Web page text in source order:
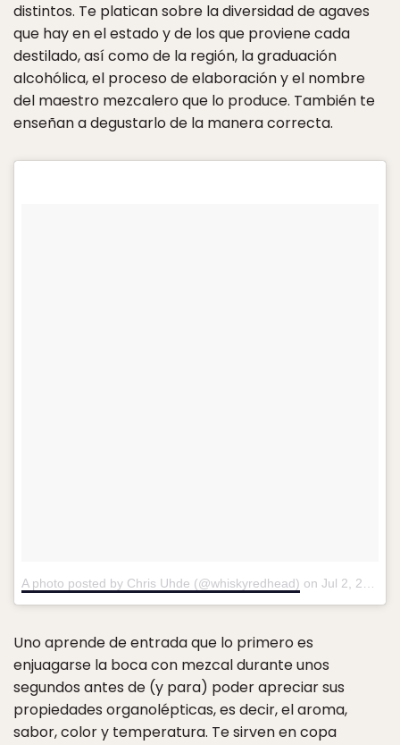
distintos. Te platican sobre la diversidad de agaves
que hay en el estado y de los que proviene cada
destilado, así como de la región, la graduación
alcohólica, el proceso de elaboración y el nombre
del maestro mezcalero que lo produce. También te
enseñan a degustarlo de la manera correcta.
A photo posted by Chris Uhde (@whiskyredhead) on Jul 2, 2016 at 9:45pm PDT
Uno aprende de entrada que lo primero es
enjuagarse la boca con mezcal durante unos
segundos antes de (y para) poder apreciar sus
propiedades organolépticas, es decir, el aroma,
sabor, color y temperatura. Te sirven en copa